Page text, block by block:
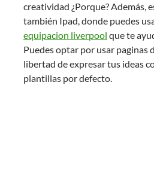
creatividad ¿Porque? Además,
también Ipad, donde puedes
equipacion liverpool que te
Puedes optar por usar paginas
libertad de expresar tus ideas
plantillas por defecto.